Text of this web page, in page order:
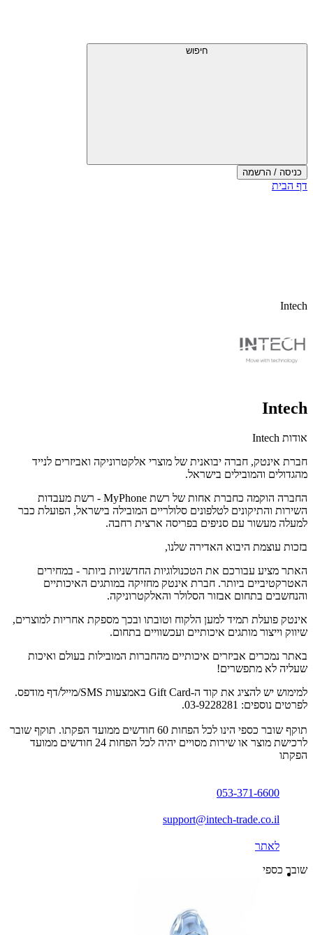
חיפוש
כניסה / הרשמה
דף הבית
Intech
Intech
אודות Intech
חברת אינטק, חברה יבואנית של מוצרי אלקטרוניקה ואביזרים לנייד
מהגדולים והמובילים בישראל.
החברה הוקמה כחברת אחות של רשת MyPhone - רשת מעבדות
השירות והתיקונים לטלפונים סלולריים המובילה בישראל, הפועלת כבר
למעלה מעשור עם סניפים בפריסה ארצית רחבה.
בזכות עוצמת היבוא האדירה שלנו,
האתר מציע עבורכם את הטכנולוגיות החדשניות ביותר - במחירים
האטרקטיביים ביותר. חברת אינטק מחזיקה במותגים האיכותיים
והנחשבים בתחום אבזור הסלולר והאלקטרוניקה.
אינטק פועלת תמיד למען הלקוח וטובתו ובכך מספקת אחריות למוצרים,
שיווק וייצור מותגים איכותיים ועכשוויים בתחום.
באתר נמכרים אביזרים איכותיים מהחברות המובילות בעולם ואיכות
שעליה לא מתפשרים!
למימוש יש להציג את קוד ה-Gift Card באמצעות SMS/מייל/דף מודפס.
לפרטים נוספים: 03-9228281.
תוקף שובר כספי הינו לכל הפחות 60 חודשים ממועד הפקתו. תוקף שובר
לרכישת מוצר או שירות מסויים יהיה לכל הפחות 24 חודשים ממועד
הפקתו
053-371-6600
support@intech-trade.co.il
לאתר
שובר כספי